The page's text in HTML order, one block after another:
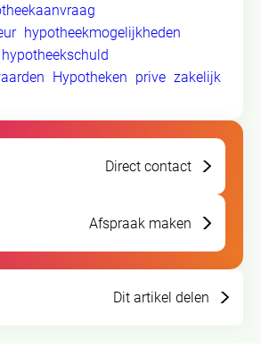
hypotheekmogelijkheden
hypotheekschuld
Hypotheken prive zakelijk
Direct contact
Afspraak maken
Dit artikel delen